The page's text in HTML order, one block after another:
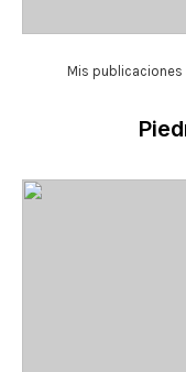
Mis publicaciones